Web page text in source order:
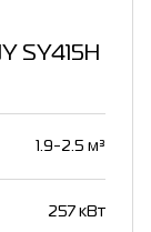
SY415H
1.9-2.5 м³
257 кВт